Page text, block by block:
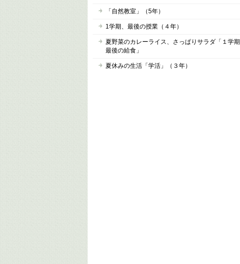
「自然教室」（5年）
1学期、最後の授業（４年）
夏野菜のカレーライス、さっぱりサラダ「１学期
最後の給食」
夏休みの生活「学活」（３年）